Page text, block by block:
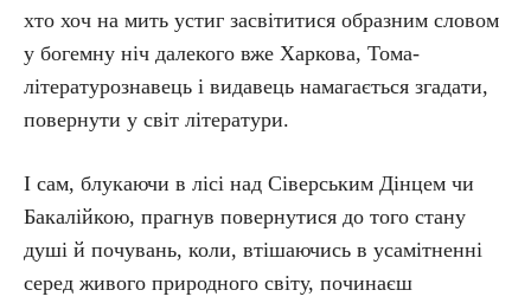
хто хоч на мить устиг засвітитися образним словом
у богемну ніч далекого вже Харкова, Тома-
літературознавець і видавець намагається згадати,
повернути у світ літератури.
І сам, блукаючи в лісі над Сіверським Дінцем чи
Бакалійкою, прагнув повернутися до того стану
душі й почувань, коли, втішаючись в усамітненні
серед живого природного світу, починаєш